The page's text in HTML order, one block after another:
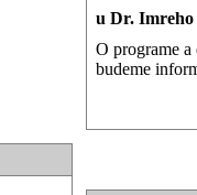
u Dr. Imreho
O programe
budeme